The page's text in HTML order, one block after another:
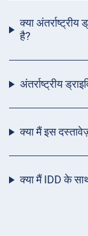
क्या अंतर्राष्ट्रीय
है?
अंतर्राष्ट्रीय
क्या मैं इस
क्या मैं IDD के